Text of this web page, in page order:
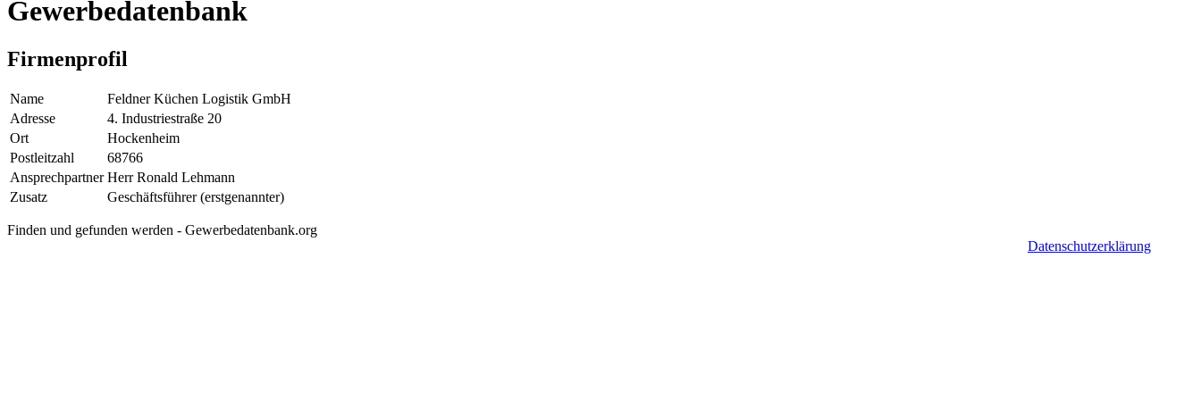
Gewerbedatenbank
Firmenprofil
Name
Feldner Küchen Logistik GmbH
Adresse
4. Industriestraße 20
Ort
Hockenheim
Postleitzahl
68766
Ansprechpartner Herr Ronald Lehmann
Zusatz
Geschäftsführer (erstgenannter)
Finden und gefunden werden - Gewerbedatenbank.org
Datenschutzerklärung